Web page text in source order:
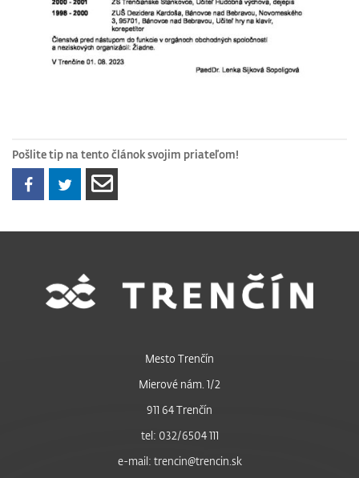
Pošlite tip na tento článok svojim priateľom!
Mesto Trenčín
Mierové nám. 1/2
911 64 Trenčín
tel: 032/6504 111
e-mail: trencin@trencin.sk